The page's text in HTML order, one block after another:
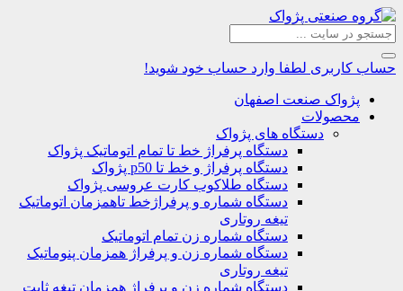
حساب کاربری لطفا وارد حساب خود شوید!
پژواک صنعت اصفهان
محصولات
دستگاه های پژواک
دستگاه پرفراژ خط تا تمام اتوماتیک پژواک
دستگاه پرفراژ و خط تا p50 پژواک
دستگاه طلاکوب کارت عروسی پژواک
دستگاه شماره و پرفراژخط تاهمزمان اتوماتیک
تیغه روتاری
دستگاه شماره زن تمام اتوماتیک
دستگاه شماره زن و پرفراژ همزمان پنوماتیک
تیغه روتاری
دستگاه شماره زن و پرفراژ همزمان تیغه ثابت